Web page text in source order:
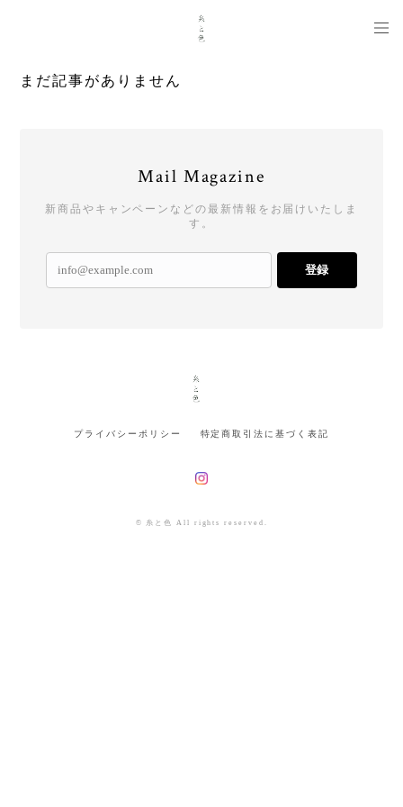
まだ記事がありません
Mail Magazine
新商品やキャンペーンなどの最新情報をお届けいたしま
す。
登録
プライバシーポリシー 特定商取引法に基づく表記
© 糸と色 All rights reserved.